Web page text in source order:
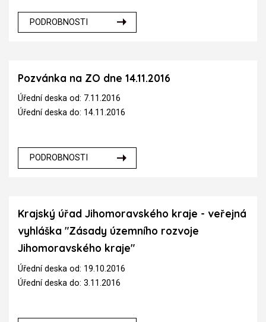
PODROBNOSTI
Pozvánka na ZO dne 14.11.2016
Úřední deska od: 7.11.2016
Úřední deska do: 14.11.2016
PODROBNOSTI
Krajský úřad Jihomoravského kraje - veřejná
vyhláška "Zásady územního rozvoje
Jihomoravského kraje"
Úřední deska od: 19.10.2016
Úřední deska do: 3.11.2016